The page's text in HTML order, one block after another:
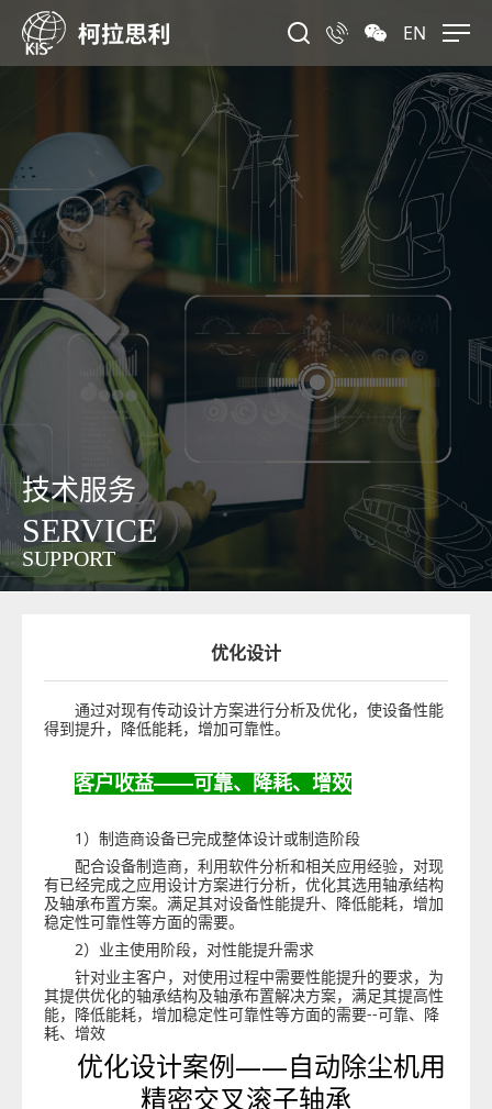
EN
技术服务
SERVICE
SUPPORT
优化设计
通过对现有传动设计方案进行分析及优化，使设备性能
得到提升，降低能耗，增加可靠性。
客户收益——可靠、降耗、增效
1 ）制造商设备已完成整体设计或制造阶段
配合设备制造商，利用软件分析和相关应用经验，对现
有已经完成之应用设计方案进行分析，优化其选用轴承结构
及轴承布置方案。满足其对设备性能提升、降低能耗，增加
稳定性可靠性等方面的需要。
2）业主使用阶段，对性能提升需求
针对业主客户，对使用过程中需要性能提升的要求，为
其提供优化的轴承结构及轴承布置解决方案，满足其提高性
能，降低能耗，增加稳定性可靠性等方面的需要--可靠、降
耗、增效
优化设计案例——自动除尘机用
精密交叉滚子轴承